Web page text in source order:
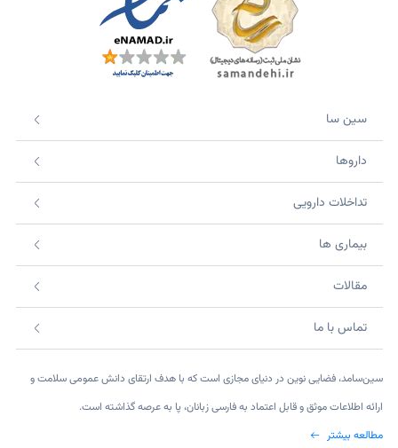
سین سا
داروها
تداخلات دارویی
بیماری ها
مقالات
تماس با ما
سین‌سامد، فضایی نوین در دنیای مجازی است که با هدف ارتقای دانش عمومی سلامت و
ارائه اطلاعات موثق و قابل اعتماد به فارسی زبانان، پا به عرصه گذاشته است.
مطالعه بیشتر